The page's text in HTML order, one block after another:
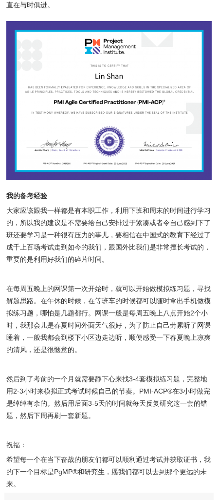
直在与时俱进。
我的备考经验
大家应该跟我一样都是有本职工作，利用下班和周末的时间进行学习
的，所以我的建议是不需要给自己安排过于紧凑或者令自己感到下了
班还要学习是一种很有压力的事儿，要相信在中国式的教育下经过了
成千上百场考试走到如今的我们，跟国外比我们是非常擅长考试的，
重要的是利用好我们的碎片时间。
在每周五晚上的网课第一次开始时，就可以开始做模拟练习题，寻找
解题思路。在午休的时候，在等班车的时候都可以随时拿出手机做模
拟练习题，哪怕是几题都行。网课一般是每周五晚上八点开始2个小
时，我那会儿是春夏时间外面天气很好，为了防止自己劳累听了网课
睡着，一般我都会到楼下小区边走边听，顺便感受一下春夏晚上凉爽
的清风，还是很惬意的。
然后到了考前的一个月就需要静下心来找3-4套模拟练习题，完整地
用2-3小时来模拟正式考试时候自己的节奏。PMI-ACP®在3小时做完
是绰绰有余的。然后用后面3-5天的时间就每天反复研究这一套的错
题，然后下周再刷一套新题。
祝福：
希望每一个在当下奋战的朋友们都可以顺利通过考试并获取证书，我
的下一个目标是PgMP®和研究生，愿我们都可以去到那个更远的未
来。